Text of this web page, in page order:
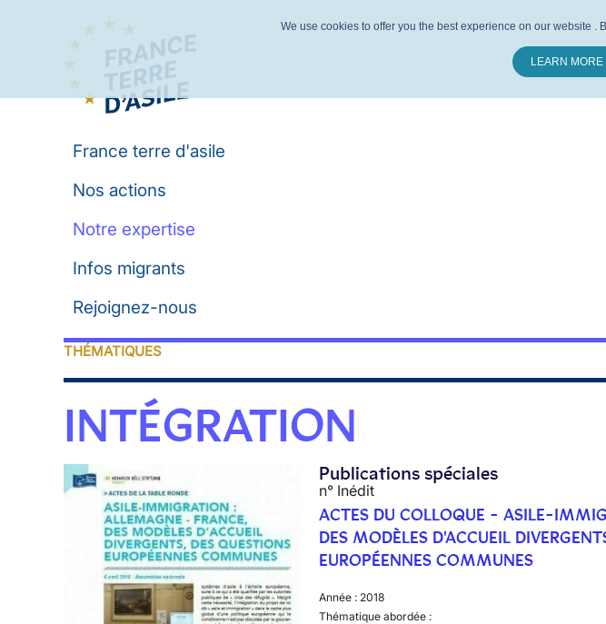
France terre d'asile
Nos actions
Notre expertise
Infos migrants
Rejoignez-nous
THÉMATIQUES
INTÉGRATION
Publications spéciales
n° Inédit
ACTES DU COLLOQUE - ASILE-
DES MODÈLES D'ACCUEIL
EUROPÉENNES COMMUNES
Année : 2018
Thématique abordée :
We use cookies to offer you the best experience on our website .
LEARN MORE